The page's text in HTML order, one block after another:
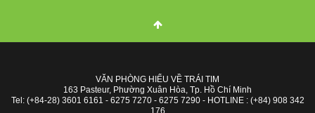
VĂN PHÒNG HIỂU VỀ TRÁI TIM
163 Pasteur, Phường Xuân Hòa, Tp. Hồ Chí Minh
Tel: (+84-28) 3601 6161 - 6275 7270 - 6275 7290 - HOTLINE : (+84) 908 342
176